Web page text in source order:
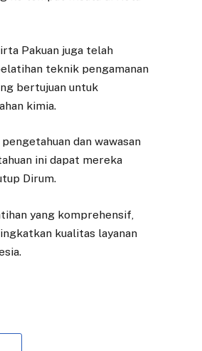
Pakuan juga telah
teknik pengamanan
bertujuan untuk
kimia.
dan wawasan
ini dapat mereka
Dirum.
yang komprehensif,
kualitas layanan